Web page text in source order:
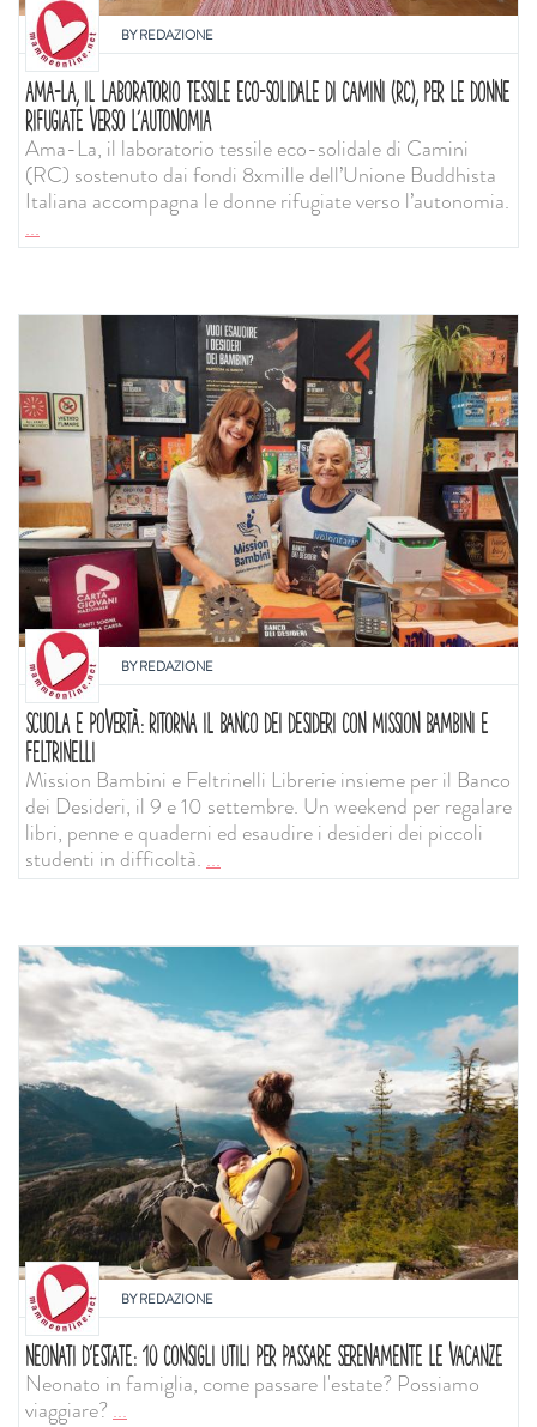
BYREDAZIONE
AMA-LA, IL LABORATORIO TESSILE ECO-SOLIDALE DI CAMINI (RC), PER LE DONNE
RIFUGIATE VERSO L’AUTONOMIA
Ama-La, il laboratorio tessile eco-solidale di Camini
(RC) sostenuto dai fondi 8xmille dell’Unione Buddhista
Italiana accompagna le donne rifugiate verso l’autonomia.
...
BYREDAZIONE
SCUOLA E POVERTÀ: RITORNA IL BANCO DEI DESIDERI CON MISSION BAMBINI E
FELTRINELLI
Mission Bambini e Feltrinelli Librerie insieme per il Banco
dei Desideri, il 9 e 10 settembre. Un weekend per regalare
libri, penne e quaderni ed esaudire i desideri dei piccoli
studenti in difficoltà....
BYREDAZIONE
NEONATI D'ESTATE: 10 CONSIGLI UTILI PER PASSARE SERENAMENTE LE VACANZE
Neonato in famiglia, come passare l'estate? Possiamo
viaggiare?...